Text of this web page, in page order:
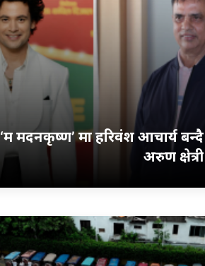
‘म मदनकृष्ण’ मा हरिवंश आचार्य बन्दै
अरुण क्षेत्री